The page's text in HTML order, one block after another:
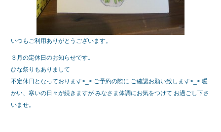
いつもご利用ありがとうございます。
３月の定休日のお知らせです。
ひな祭りもありまして
不定休日となっております>_< ご予約の際に ご確認お願い致します>_< 暖
かい、寒いの日々が続きますが みなさま体調にお気をつけて お過ごし下さ
いませ。